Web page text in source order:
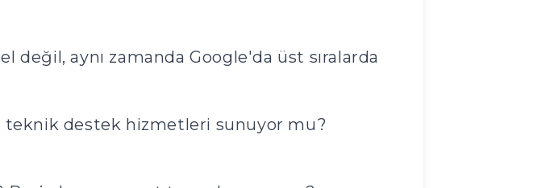
değil, aynı zamanda Google'da üst sıralarda
teknik destek hizmetleri sunuyor mu?